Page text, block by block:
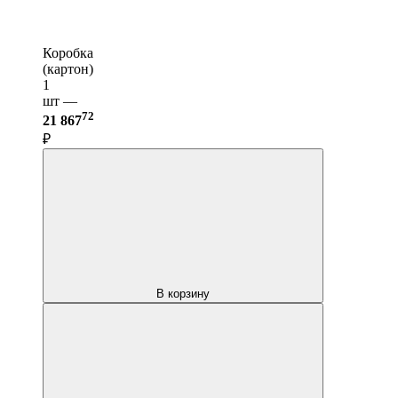
Коробка
(картон)
1
шт —
21 86772
₽
В корзину